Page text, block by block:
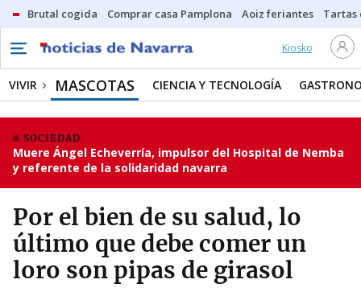
Brutal cogida Comprar casa Pamplona Aoiz feriantes Tartas
Kiosko
VIVIR MASCOTAS CIENCIA Y TECNOLOGÍA
SOCIEDAD
Muere Ángel Echeverría, impulsor del Hospital de Nemba
y referente de la solidaridad navarra
Por el bien de su salud, lo
último que debe comer un
loro son pipas de girasol